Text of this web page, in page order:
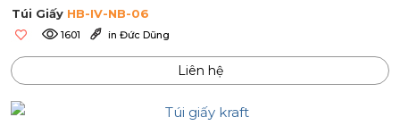
Túi Giấy HB-IV-NB-06
1601 in Đức Dũng
Liên hệ